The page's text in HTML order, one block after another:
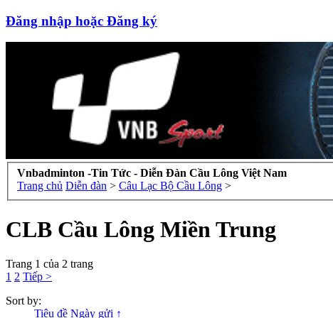
Đăng nhập hoặc Đăng ký
Vnbadminton -Tin Tức - Diễn Đàn Cầu Lông Việt Nam
Trang chủ Diễn đàn > Câu Lạc Bộ Cầu Lông >
CLB Cầu Lông Miền Trung
Trang 1 của 2 trang
1 2 Tiếp >
Sort by:
Tiêu đề Ngày gửi ↑